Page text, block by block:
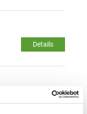
Details